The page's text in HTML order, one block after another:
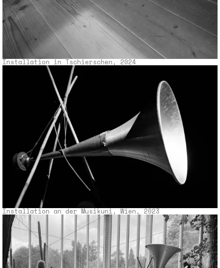
Installation in Tschierschen, 2024
Installation an der Musikuni, Wien, 2023